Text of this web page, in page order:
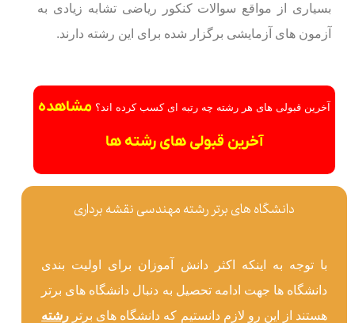
بسیاری از مواقع سوالات کنکور ریاضی تشابه زیادی به
آزمون های آزمایشی برگزار شده برای این رشته دارند.
آخرین قبولی های هر رشته چه رتبه ای کسب کرده اند؟ مشاهده
آخرین قبولی های رشته ها
دانشگاه های برتر رشته مهندسی نقشه برداری
با توجه به اینکه اکثر دانش آموزان برای اولیت بندی
دانشگاه ها جهت ادامه تحصیل به دنبال دانشگاه های برتر
هستند از این رو لازم دانستیم که دانشگاه های برتر رشته